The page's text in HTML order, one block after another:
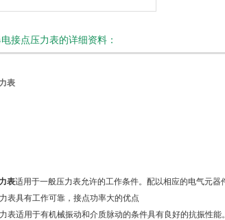
接点压力表的详细资料：
表
表适用于一般压力表允许的工作条件。配以相应的电气元器
表具有工作可靠，接点功率大的优点
表适用于有机械振动和介质脉动的条件具有良好的抗振性能。